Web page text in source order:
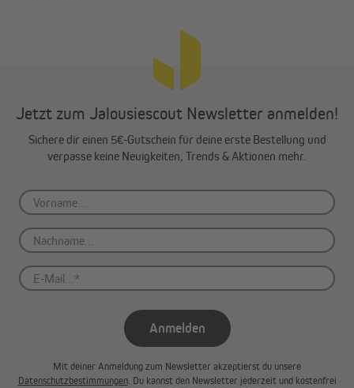
Jetzt zum Jalousiescout Newsletter anmelden!
Sichere dir einen 5€-Gutschein für deine erste Bestellung und
verpasse keine Neuigkeiten, Trends & Aktionen mehr.
Anmelden
Mit deiner Anmeldung zum Newsletter akzeptierst du unsere
Datenschutzbestimmungen. Du kannst den Newsletter jederzeit und kostenfrei